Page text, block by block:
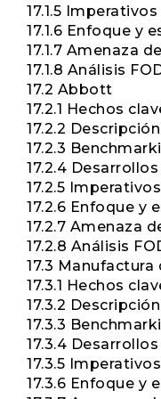
17.1.5
17.1.6 Enfoque y
17.1.7 Amenaza
17.1.8 Análisis
17.2 Abbott
17.2.1 Hechos
17.2.2
17.2.3
17.2.4
17.2.5
17.2.6 Enfoque y
17.2.7 Amenaza
17.2.8 Análisis
17.3
17.3.1 Hechos
17.3.2
17.3.3
17.3.4
17.3.5
17.3.6 Enfoque y